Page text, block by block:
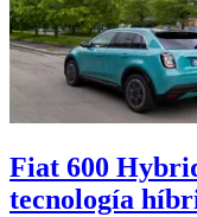
Fiat 600
tecnología